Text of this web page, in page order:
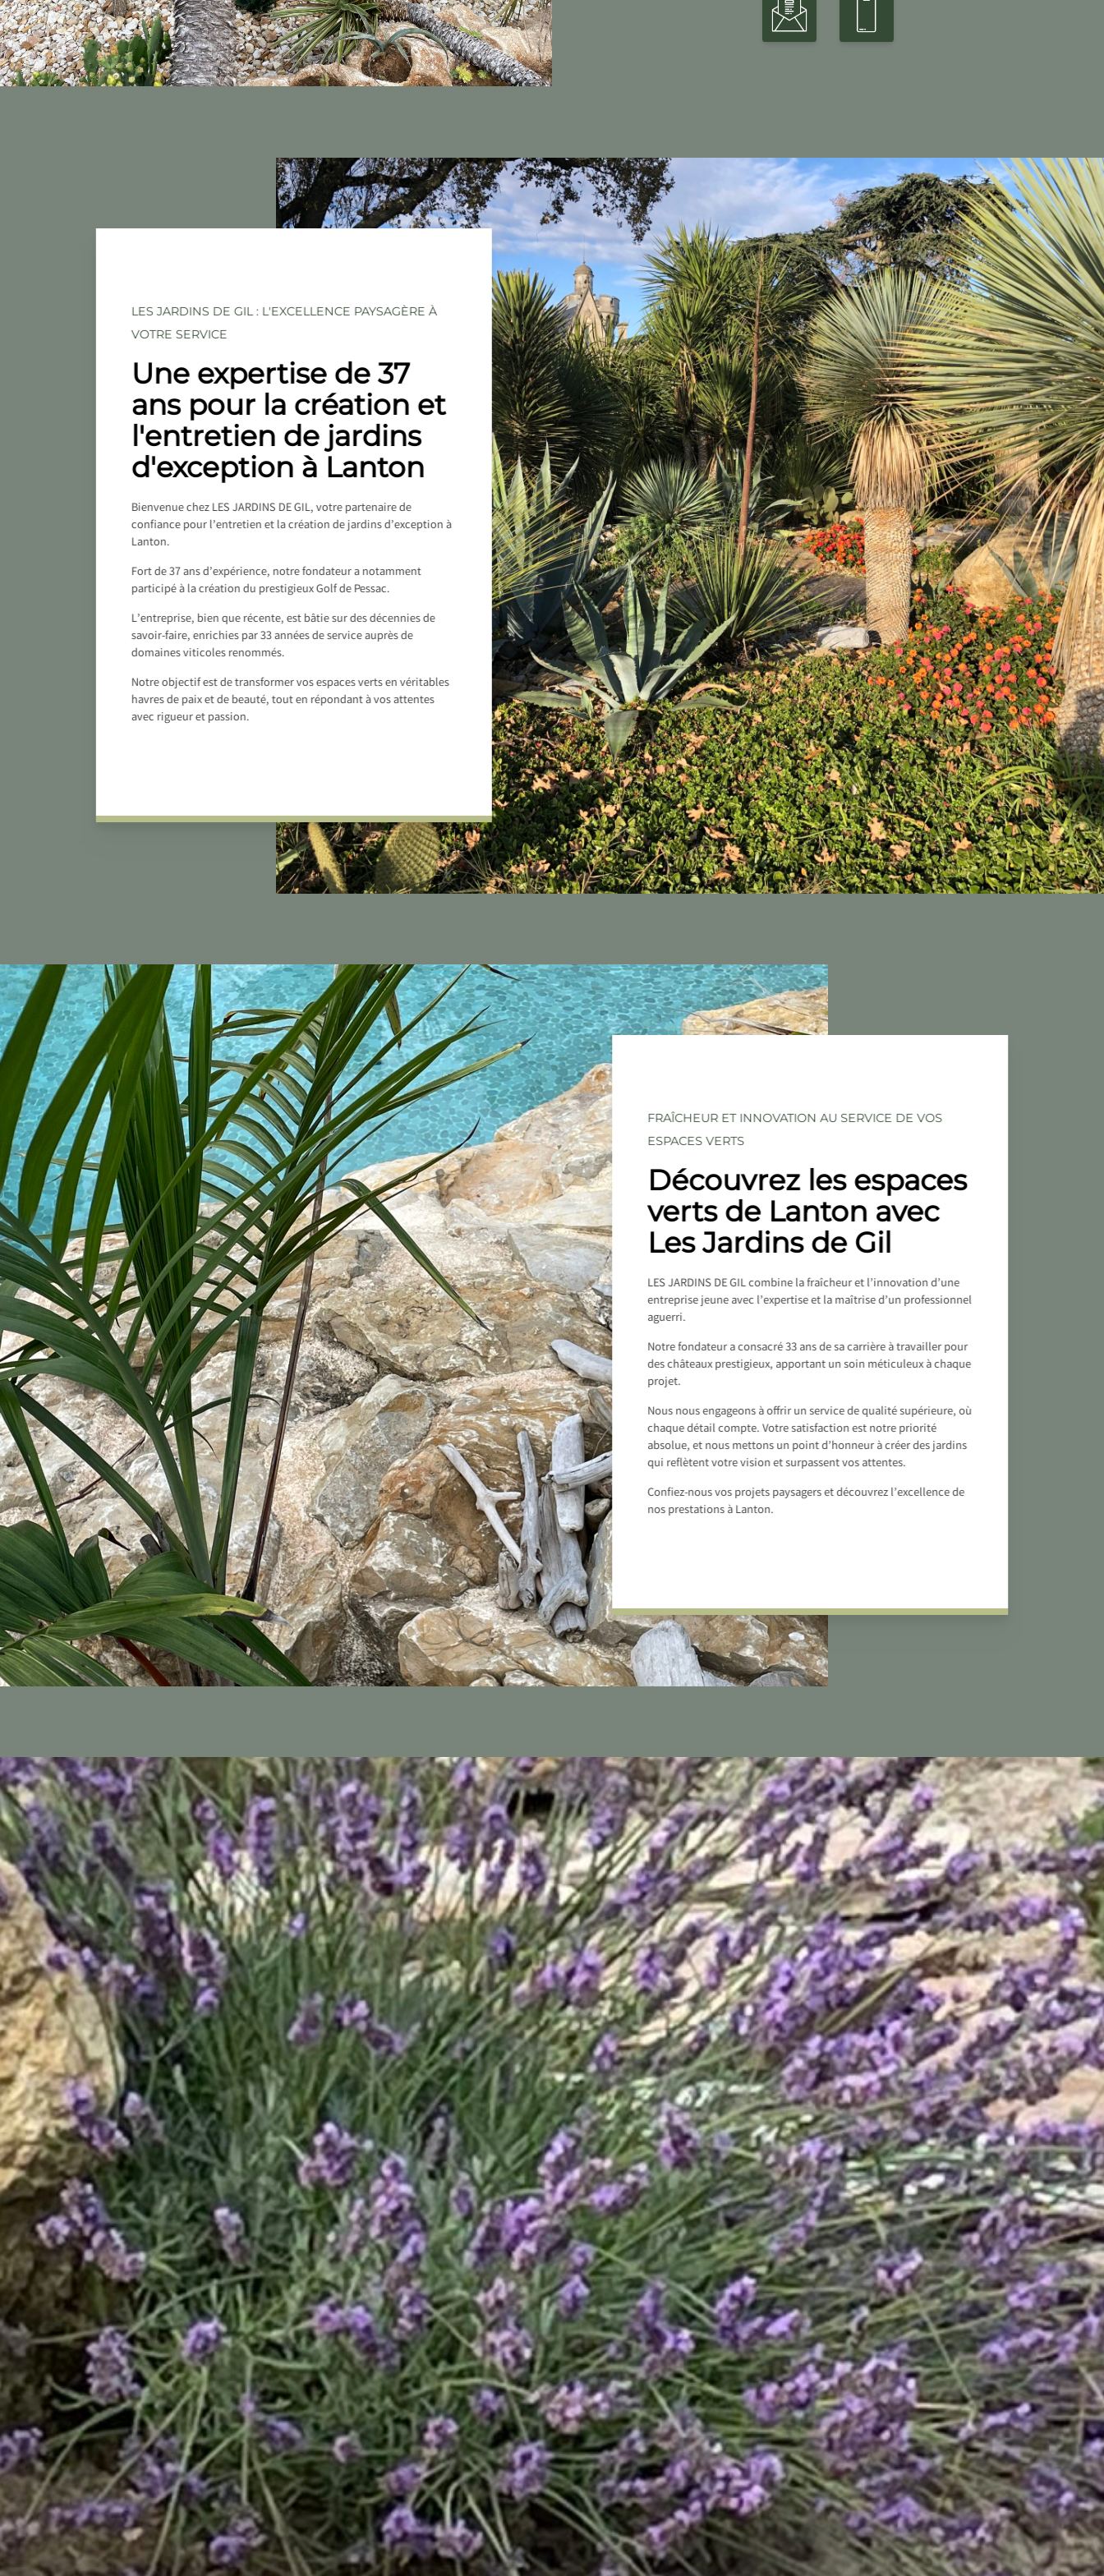
LES JARDINS DE GIL : L'EXCELLENCE PAYSAGÈRE À
VOTRE SERVICE
Une expertise de 37
ans pour la création et
l'entretien de jardins
d'exception à Lanton
Bienvenue chez LES JARDINS DE GIL, votre partenaire de
confiance pour l’entretien et la création de jardins d’exception à
Lanton.
Fort de 37 ans d’expérience, notre fondateur a notamment
participé à la création du prestigieux Golf de Pessac.
L’entreprise, bien que récente, est bâtie sur des décennies de
savoir-faire, enrichies par 33 années de service auprès de
domaines viticoles renommés.
Notre objectif est de transformer vos espaces verts en véritables
havres de paix et de beauté, tout en répondant à vos attentes
avec rigueur et passion.
FRAÎCHEUR ET INNOVATION AU SERVICE DE VOS
ESPACES VERTS
Découvrez les espaces
verts de Lanton avec
Les Jardins de Gil
LES JARDINS DE GIL combine la fraîcheur et l’innovation d’une
entreprise jeune avec l’expertise et la maîtrise d’un professionnel
aguerri.
Notre fondateur a consacré 33 ans de sa carrière à travailler pour
des châteaux prestigieux, apportant un soin méticuleux à chaque
projet.
Nous nous engageons à offrir un service de qualité supérieure, où
chaque détail compte. Votre satisfaction est notre priorité
absolue, et nous mettons un point d’honneur à créer des jardins
qui reflètent votre vision et surpassent vos attentes.
Confiez-nous vos projets paysagers et découvrez l’excellence de
nos prestations à Lanton.